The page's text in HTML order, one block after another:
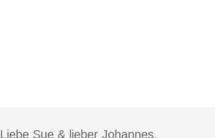
Liebe Sue & lieber Johannes,